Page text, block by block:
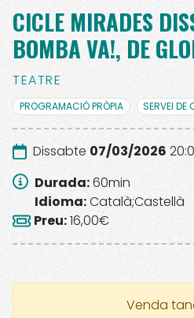
CICLE MIRADES
BOMBA VA!, DE
TEATRE
PROGRAMACIÓ PRÒPIA SERVEI DE
Dissabte 07/03/2026
Durada:60min
Idioma:Català;Castellà
Preu:16,00€
Venda